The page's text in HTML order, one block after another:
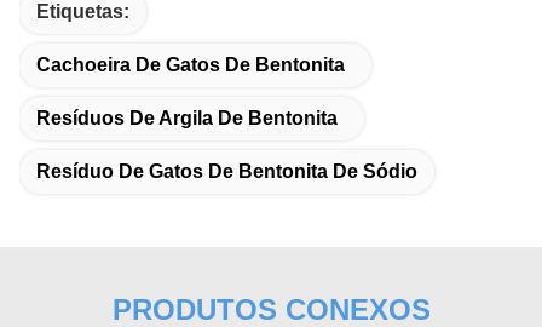
Etiquetas:
Cachoeira De Gatos De Bentonita
Resíduos De Argila De Bentonita
Resíduo De Gatos De Bentonita De Sódio
PRODUTOS CONEXOS